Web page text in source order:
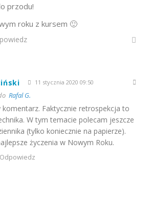
przodu!
roku z kursem 🙂
11 stycznia 2020 09:50
Rafal G.
komentarz. Faktycznie retrospekcja to
W tym temacie polecam jeszcze
(tylko koniecznie na papierze).
życzenia w Nowym Roku.
Odpowiedz